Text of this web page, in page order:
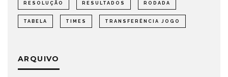
RESOLUÇÃO RESULTADOS RODADA
TABELA TIMES TRANSFERÊNCIA JOGO
ARQUIVO